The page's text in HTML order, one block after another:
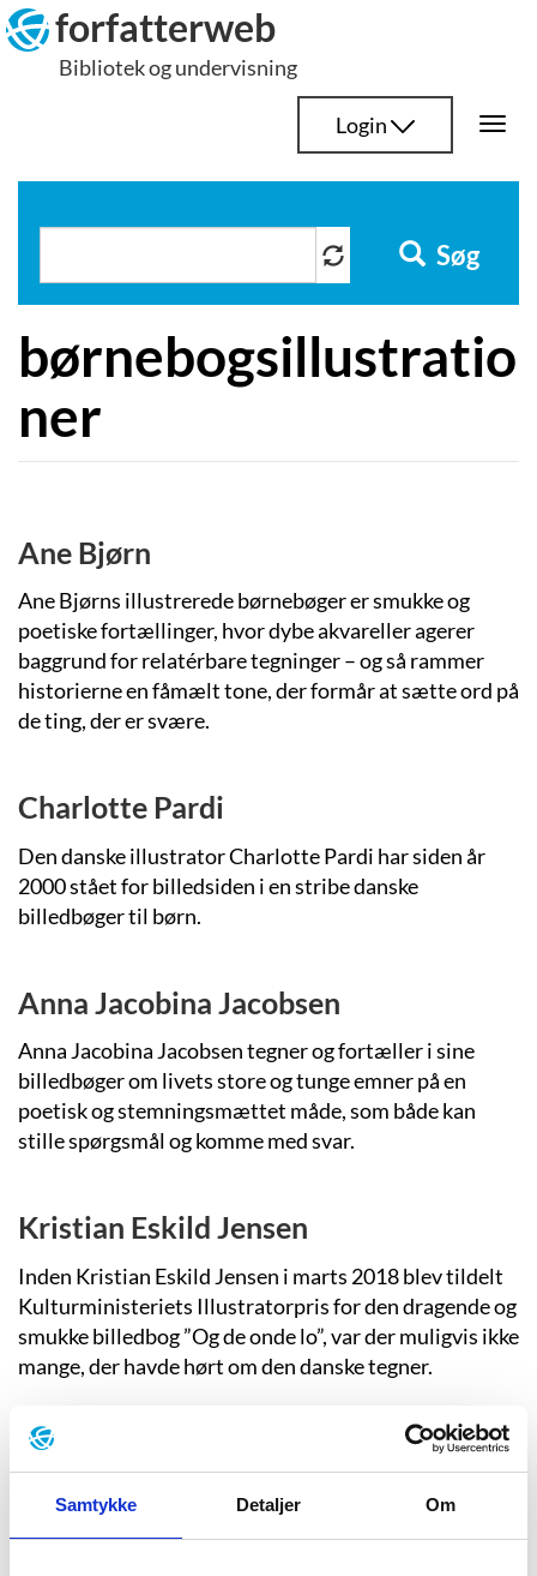
Samtykke Detaljer Om
Hop
til
indhold
forfatterweb
Bibliotek og undervisning
Login
Søg
børnebogsillustratio
ner
Ane Bjørn
Ane Bjørns illustrerede børnebøger er smukke og
poetiske fortællinger, hvor dybe akvareller agerer
baggrund for relatérbare tegninger – og så rammer
historierne en fåmælt tone, der formår at sætte ord på
de ting, der er svære.
Charlotte Pardi
Den danske illustrator Charlotte Pardi har siden år
2000 stået for billedsiden i en stribe danske
billedbøger til børn.
Anna Jacobina Jacobsen
Anna Jacobina Jacobsen tegner og fortæller i sine
billedbøger om livets store og tunge emner på en
poetisk og stemningsmættet måde, som både kan
stille spørgsmål og komme med svar.
Kristian Eskild Jensen
Inden Kristian Eskild Jensen i marts 2018 blev tildelt
Kulturministeriets Illustratorpris for den dragende og
smukke billedbog ”Og de onde lo”, var der muligvis ikke
mange, der havde hørt om den danske tegner.
Dorte Karrebæk
Illustrator Dorte Karrebæks børnetegninger tager